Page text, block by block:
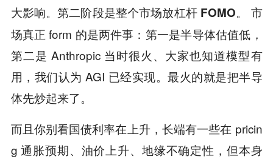
大影响。第二阶段是整个市场放杠杆 FOMO。
市
场真正 form 的是两件事：第一是半导体估值低，
第二是 Anthropic 当时很火、大家也知道模型有
用，我们认为 AGI 已经实现。最火的就是把半导
体先炒起来了。
而且你别看国债利率在上升，长端有一些在 pricin
g 通胀预期、油价上升、地缘不确定性，但本身